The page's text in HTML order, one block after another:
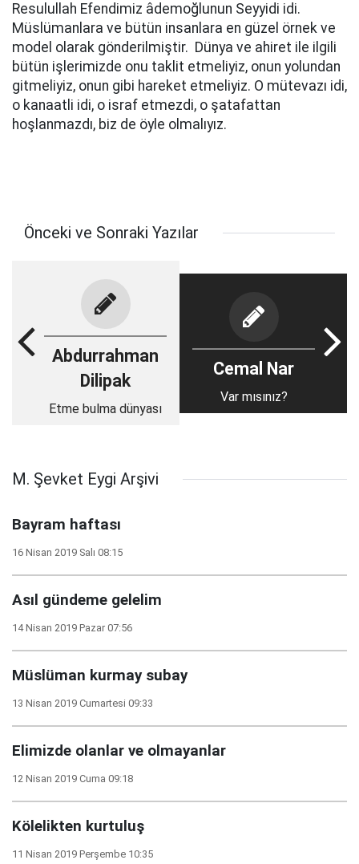
Resulullah Efendimiz âdemoğlunun Seyyidi idi.
Müslümanlara ve bütün insanlara en güzel örnek ve
model olarak gönderilmiştir. Dünya ve ahiret ile ilgili
bütün işlerimizde onu taklit etmeliyiz, onun yolundan
gitmeliyiz, onun gibi hareket etmeliyiz. O mütevazı idi,
o kanaatli idi, o israf etmezdi, o şatafattan
hoşlanmazdı, biz de öyle olmalıyız.
Önceki ve Sonraki Yazılar
Abdurrahman
Dilipak
Etme bulma dünyası
Cemal Nar
Var mısınız?
M. Şevket Eygi Arşivi
Bayram haftası
16 Nisan 2019 Salı 08:15
Asıl gündeme gelelim
14 Nisan 2019 Pazar 07:56
Müslüman kurmay subay
13 Nisan 2019 Cumartesi 09:33
Elimizde olanlar ve olmayanlar
12 Nisan 2019 Cuma 09:18
Kölelikten kurtuluş
11 Nisan 2019 Perşembe 10:35